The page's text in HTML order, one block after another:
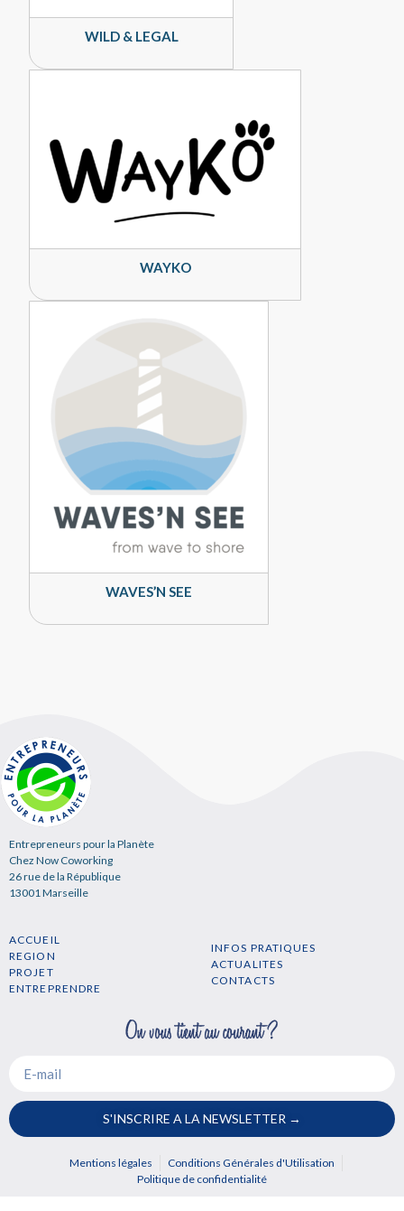
WILD & LEGAL
WAYKO
WAVES’N SEE
Entrepreneurs pour la Planète
Chez Now Coworking
26 rue de la République
13001 Marseille
ACCUEIL
REGION
PROJET
ENTREPRENDRE
INFOS PRATIQUES
ACTUALITES
CONTACTS
S'INSCRIRE A LA NEWSLETTER →
Mentions légales
Conditions Générales d'Utilisation
Politique de confidentialité